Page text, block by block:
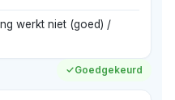
werkt niet (goed) /
Goedgekeurd